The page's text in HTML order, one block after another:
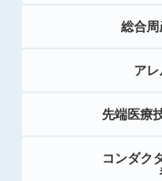
総合
ア
先端医療
コンダク